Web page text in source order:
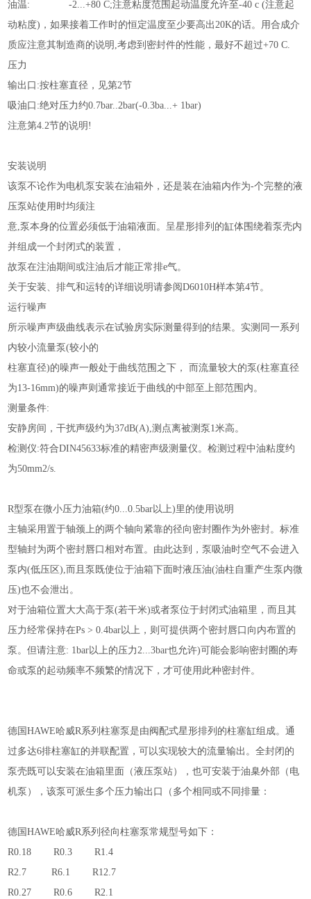
油温:
-2...+80 C;注意粘度范围起动温度允许至-40 c (注意起
动粘度)，如果接着工作时的恒定温度至少要高出20K的话。用合成介
质应注意其制造商的说明,考虑到密封件的性能，最好不超过+70 C.
压力
输出口 :按柱塞直径，见第2节
吸油口 :绝对压力约0.7bar..2bar(-0.3ba...+ 1bar)
注意第4.2节的说明!
安装说明
该泵不论作为电机泵安装在油箱外，还是装在油箱内作为-个完整的液
压泵站使用时均须注
意,泵本身的位置必须低于油箱液面。呈星形排列的缸体围绕着泵壳内
并组成一个封闭式的装置，
故泵在注油期间或注油后才能正常排e气。
关于安装、排气和运转的详细说明请参阅D6010H样本第4节。
运行噪声
所示噪声声级曲线表示在试验房实际测量得到的结果。实测同一系列
内较小流量泵(较小的
柱塞直径)的噪声一般处于曲线范围之下， 而流量较大的泵(柱塞直径
为13-16mm)的噪声则通常接近于曲线的中部至上部范围内。
测量条件:
安静房间，干扰声级约为37dB(A),测点离被测泵1米高。
检测仪:符合DIN45633标准的精密声级测量仪。检测过程中油粘度约
为50mm2/s.
R型泵在微小压力油箱(约0...0.5bar以上)里的使用说明
主轴采用置于轴颈上的两个轴向紧靠的径向密封圈作为外密封。标准
型轴封为两个密封唇口相对布置。由此达到，泵吸油时空气不会进入
泵内(低压区),而且泵既使位于油箱下面时液压油(油柱自重产生泵内微
压)也不会泄出。
对于油箱位置大大高于泵(若干米)或者泵位于封闭式油箱里，而且其
压力经常保持在Ps > 0.4bar以上，则可提供两个密封唇口向内布置的
泵。但请注意: 1bar以上的压力2...3bar也允许)可能会影响密封圈的寿
命或泵的起动频率不频繁的情况下，才可使用此种密封件。
德国HAWE哈威R系列柱塞泵是由阀配式星形排列的柱塞缸组成。通
过多达6排柱塞缸的并联配置，可以实现较大的流量输出。全封闭的
泵壳既可以安装在油箱里面（液压泵站），也可安装于油臬外部（电
机泵），该泵可派生多个压力输出口（多个相同或不同排量：
德国HAWE哈威R系列径向柱塞泵常规型号如下：
R0.18 R0.3 R1.4
R2.7 R6.1 R12.7
R0.27 R0.6 R2.1